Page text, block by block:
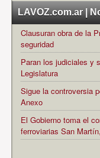
LAVOZ.com.ar |
Clausuran obra de la
seguridad
Paran los judiciales y
Legislatura
Sigue la controversia
Anexo
El Gobierno toma el
ferroviarias San